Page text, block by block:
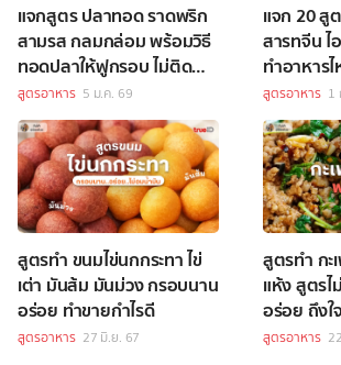
แจกสูตร ปลาทอด ราดพริก
สามรส กลมกล่อม พร้อมวิธี
ทอดปลาให้ฟูกรอบ ไม่ติด
กระทะ!
สูตรอาหาร 5 ม.ค. 69
แจก 20 สู
สารทจีน ไ
ทำอาหาร
สูตรอาหาร 1
สูตรทำ ขนมไข่นกกระทา ไข่
เต่า มันส้ม มันม่วง กรอบนาน
อร่อย ทำขายกำไรดี
สูตรอาหาร 27 มิ.ย. 67
สูตรทำ ก
แห้ง สูตร
อร่อย ถึงใ
สูตรอาหาร